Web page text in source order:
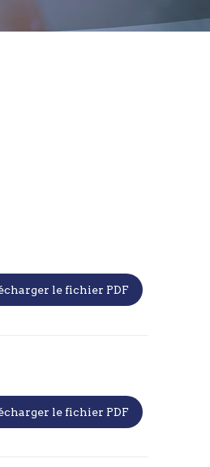
le fichier PDF
le fichier PDF